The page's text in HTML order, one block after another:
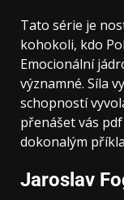
Tato série je
kohokoli, kdo
Emocionální
významné. Síla
schopností
přenášet vás
dokonalým
Jaroslav